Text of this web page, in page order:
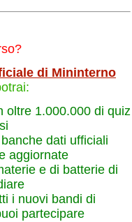
di Mininterno
oltre 1.000.000 di quiz
dati ufficiali
aggiornate
e di batterie di
i nuovi bandi di
partecipare